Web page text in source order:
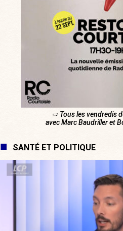
⇨ Tous les vendredis
avec Marc Baudriller et
SANTÉ ET POLITIQUE